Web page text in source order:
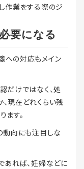
作業をする際のジ
要になる
の対応もメイン
だけではなく、処
現在どれくらい残
す。
動向にも注目しな
あれば、妊婦などに